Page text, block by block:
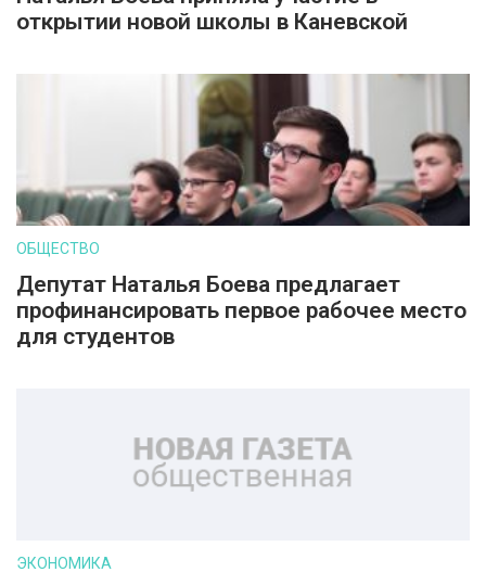
открытии новой школы в Каневской
ОБЩЕСТВО
Депутат Наталья Боева предлагает
профинансировать первое рабочее место
для студентов
ЭКОНОМИКА